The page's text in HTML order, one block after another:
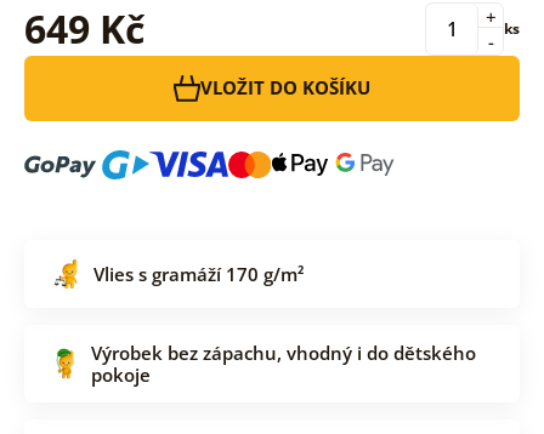
649 Kč -
+ ks
VLOŽIT DO KOŠÍKU
Vlies s gramáží 170 g/m²
Výrobek bez zápachu, vhodný i do dětského
pokoje